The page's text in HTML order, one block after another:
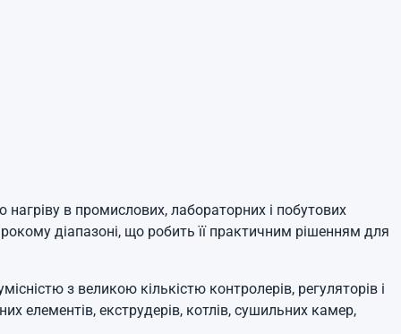
в промислових, лабораторних і побутових
діапазоні, що робить її практичним рішенням для
з великою кількістю контролерів, регуляторів і
елементів, екструдерів, котлів, сушильних камер,